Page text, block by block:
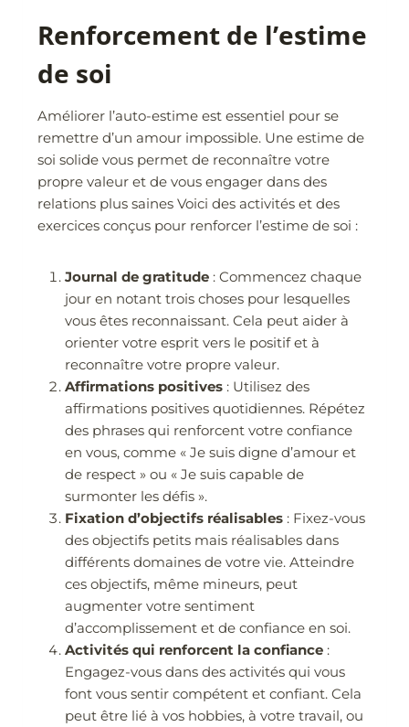
Renforcement de l’estime
de soi
Améliorer l’auto-estime est essentiel pour se
remettre d’un amour impossible. Une estime de
soi solide vous permet de reconnaître votre
propre valeur et de vous engager dans des
relations plus saines Voici des activités et des
exercices conçus pour renforcer l’estime de soi :
Journal de gratitude : Commencez chaque
jour en notant trois choses pour lesquelles
vous êtes reconnaissant. Cela peut aider à
orienter votre esprit vers le positif et à
reconnaître votre propre valeur.
Affirmations positives : Utilisez des
affirmations positives quotidiennes. Répétez
des phrases qui renforcent votre confiance
en vous, comme « Je suis digne d’amour et
de respect » ou « Je suis capable de
surmonter les défis ».
Fixation d’objectifs réalisables : Fixez-vous
des objectifs petits mais réalisables dans
différents domaines de votre vie. Atteindre
ces objectifs, même mineurs, peut
augmenter votre sentiment
d’accomplissement et de confiance en soi.
Activités qui renforcent la confiance :
Engagez-vous dans des activités qui vous
font vous sentir compétent et confiant. Cela
peut être lié à vos hobbies, à votre travail, ou